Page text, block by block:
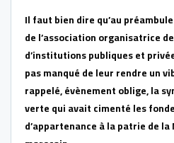
Il faut bien dire qu’au
de l’association organisatrice
d’institutions publiques et
pas manqué de leur rendre un
rappelé, évènement oblige, la
verte qui avait cimenté les
d’appartenance à la patrie de